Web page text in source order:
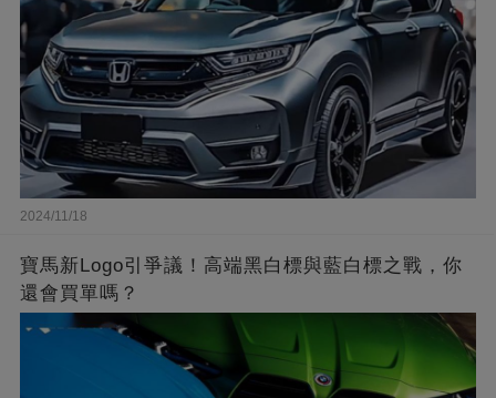
2024/11/18
寶馬新Logo引爭議！高端黑白標與藍白標之戰，你
還會買單嗎？